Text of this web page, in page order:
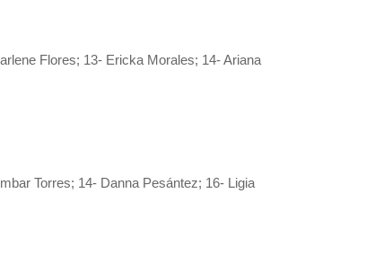
Flores; 13- Ericka Morales; 14- Ariana
Torres; 14- Danna Pesántez; 16- Ligia